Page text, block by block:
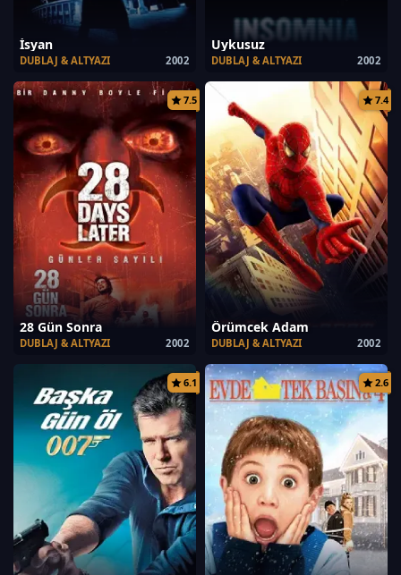
İsyan
2002
DUBLAJ & ALTYAZI
Uykusuz
2002
DUBLAJ & ALTYAZI
7.5
28 Gün Sonra
2002
DUBLAJ & ALTYAZI
7.4
Örümcek Adam
2002
DUBLAJ & ALTYAZI
6.1 2.6